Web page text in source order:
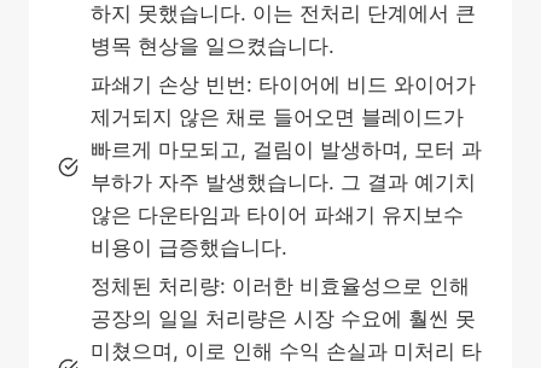
하지 못했습니다. 이는 전처리 단계에서 큰
병목 현상을 일으켰습니다.
파쇄기 손상 빈번: 타이어에 비드 와이어가
제거되지 않은 채로 들어오면 블레이드가
빠르게 마모되고, 걸림이 발생하며, 모터 과
부하가 자주 발생했습니다. 그 결과 예기치
않은 다운타임과 타이어 파쇄기 유지보수
비용이 급증했습니다.
정체된 처리량: 이러한 비효율성으로 인해
공장의 일일 처리량은 시장 수요에 훨씬 못
미쳤으며, 이로 인해 수익 손실과 미처리 타